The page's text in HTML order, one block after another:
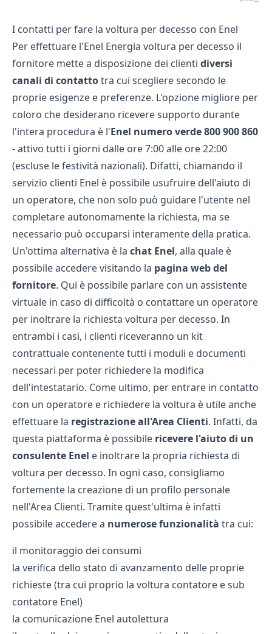
I contatti per fare la voltura per decesso con Enel
Per effettuare l'Enel Energia voltura per decesso il
fornitore mette a disposizione dei clienti diversi
canali di contattotra cui scegliere secondo le
proprie esigenze e preferenze. L'opzione migliore per
coloro che desiderano ricevere supporto durante
l'intera procedura è l'Enel numero verde800 900 860
- attivo tutti i giorni dalle ore 7:00 alle ore 22:00
(escluse le festività nazionali). Difatti, chiamando il
servizio clienti Enel è possibile usufruire dell'aiuto di
un operatore, che non solo può guidare l'utente nel
completare autonomamente la richiesta, ma se
necessario può occuparsi interamente della pratica.
Un'ottima alternativa è la chat Enel, alla quale è
possibile accedere visitando la pagina web del
fornitore. Qui è possibile parlare con un assistente
virtuale in caso di difficoltà o contattare un operatore
per inoltrare la richiesta voltura per decesso. In
entrambi i casi, i clienti riceveranno un kit
contrattuale contenente tutti i moduli e documenti
necessari per poter richiedere la modifica
dell'intestatario. Come ultimo, per entrare in contatto
con un operatore e richiedere la voltura è utile anche
effettuare la registrazione all'Area Clienti. Infatti, da
questa piattaforma è possibile ricevere l'aiuto di un
consulente Enel e inoltrare la propria richiesta di
voltura per decesso. In ogni caso, consigliamo
fortemente la creazione di un profilo personale
nell'Area Clienti. Tramite quest'ultima è infatti
possibile accedere a numerose funzionalità tra cui:
il monitoraggio dei consumi
la verifica dello stato di avanzamento delle proprie
richieste (tra cui proprio la voltura contatore esub
contatore Enel)
la comunicazione Enel autolettura